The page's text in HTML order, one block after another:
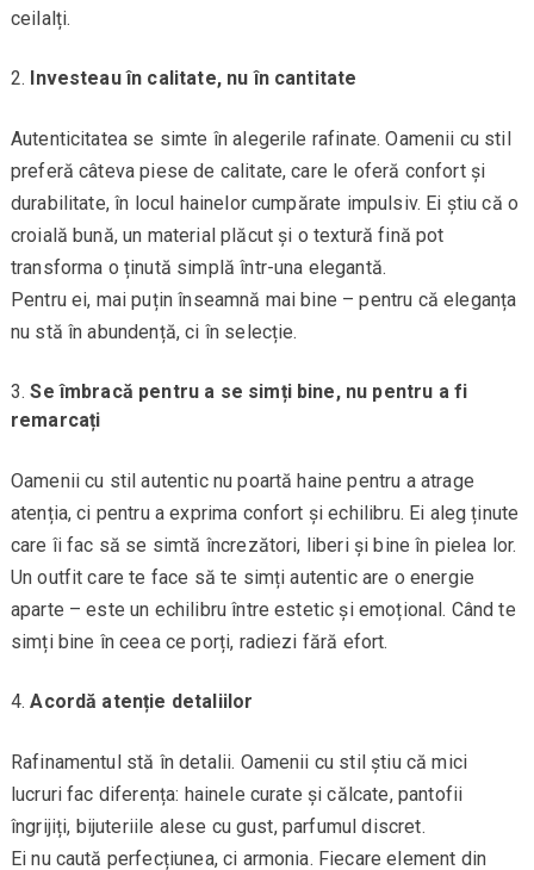
ceilalți.
Investeau în calitate, nu în cantitate
Autenticitatea se simte în alegerile rafinate. Oamenii cu stil
preferă câteva piese de calitate, care le oferă confort și
durabilitate, în locul hainelor cumpărate impulsiv. Ei știu că o
croială bună, un material plăcut și o textură fină pot
transforma o ținută simplă într-una elegantă.
Pentru ei, mai puțin înseamnă mai bine – pentru că eleganța
nu stă în abundență, ci în selecție.
Se îmbracă pentru a se simți bine, nu pentru a fi
remarcați
Oamenii cu stil autentic nu poartă haine pentru a atrage
atenția, ci pentru a exprima confort și echilibru. Ei aleg ținute
care îi fac să se simtă încrezători, liberi și bine în pielea lor.
Un outfit care te face să te simți autentic are o energie
aparte – este un echilibru între estetic și emoțional. Când te
simți bine în ceea ce porți, radiezi fără efort.
Acordă atenție detaliilor
Rafinamentul stă în detalii. Oamenii cu stil știu că mici
lucruri fac diferența: hainele curate și călcate, pantofii
îngrijiți, bijuteriile alese cu gust, parfumul discret.
Ei nu caută perfecțiunea, ci armonia. Fiecare element din